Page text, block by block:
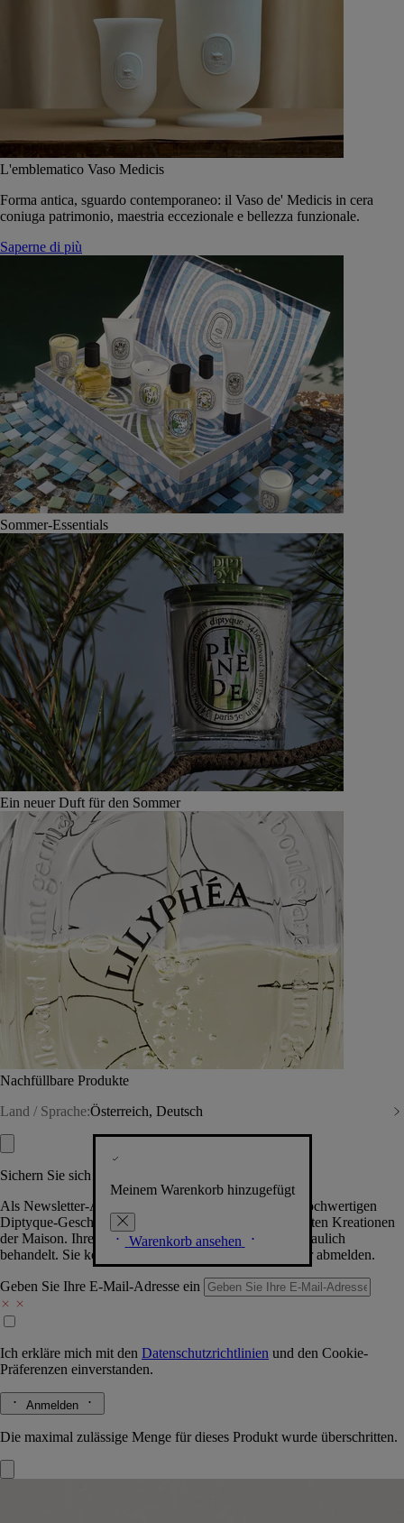
L'emblematico Vaso Medicis
Forma antica, sguardo contemporaneo: il Vaso de' Medicis in cera
coniuga patrimonio, maestria eccezionale e bellezza funzionale.
Saperne di più
Sommer-Essentials
Ein neuer Duft für den Sommer
Nachfüllbare Produkte
Land / Sprache:Österreich, Deutsch
Meinem Warenkorb hinzugefügt
Warenkorb ansehen
Sichern Sie sich exklusive Vorteile
Als Newsletter-Abonnent.in erhalten Sie Zugang zu hochwertigen
Diptyque-Geschenken, Events & News über die neuesten Kreationen
der Maison. Ihre Daten werden selbstverständlich vertraulich
behandelt. Sie können sich jederzeit problemlos wieder abmelden.
Geben Sie Ihre E-Mail-Adresse ein
Ich erkläre mich mit den Datenschutzrichtlinien und den Cookie-
Präferenzen einverstanden.
Anmelden
Die maximal zulässige Menge für dieses Produkt wurde überschritten.